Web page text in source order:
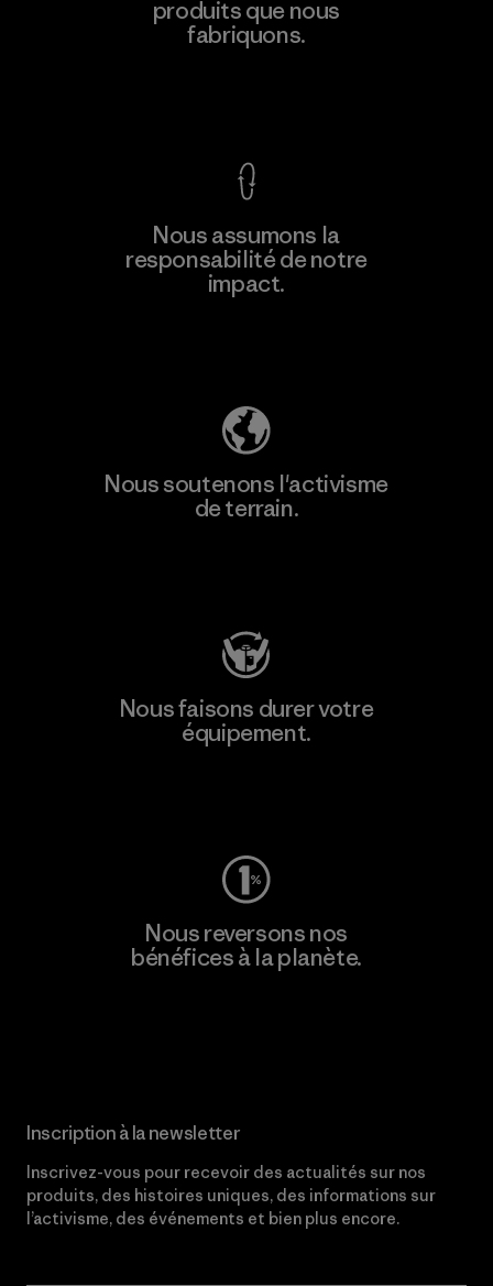
plus
produits que nous
fabriquons.
Nous assumons la
responsabilité de notre
impact.
Nous soutenons l'activisme
de terrain.
Nous faisons durer votre
équipement.
Nous reversons nos
bénéfices à la planète.
Inscription à la newsletter
Inscrivez-vous pour recevoir des actualités sur nos
produits, des histoires uniques, des informations sur
l’activisme, des événements et bien plus encore.